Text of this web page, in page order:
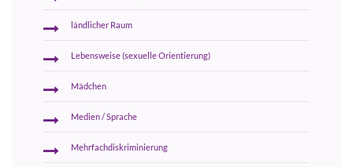
ländlicher Raum
Lebensweise (sexuelle Orientierung)
Mädchen
Medien / Sprache
Mehrfachdiskriminierung